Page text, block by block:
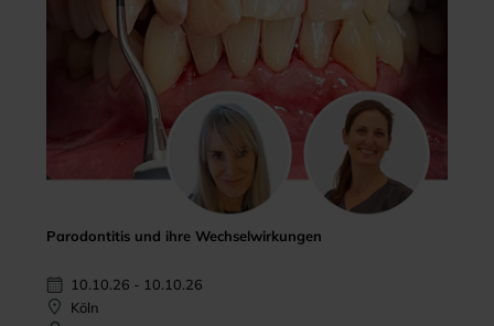
Parodontitis und ihre Wechselwirkungen
10.10.26 - 10.10.26
Köln